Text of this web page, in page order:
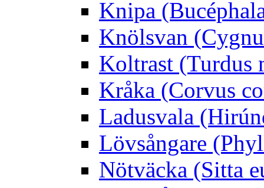
Knipa
Knölsvan
Koltrast (Turdus
Kråka (Corvus
Ladusvala
Lövsångare
Nötväcka (Sitta